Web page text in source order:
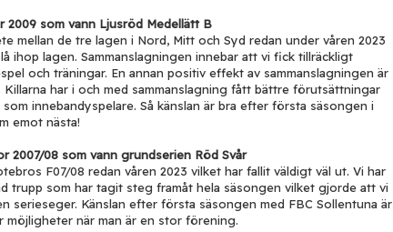
2009 som vann Ljusröd Medellätt B
mellan de tre lagen i Nord, Mitt och Syd redan under våren 2023
ihop lagen. Sammanslagningen innebar att vi fick tillräckligt
och träningar. En annan positiv effekt av sammanslagningen är
har i och med sammanslagning fått bättre förutsättningar
innebandyspelare. Så känslan är bra efter första säsongen i
emot nästa!
2007/08 som vann grundserien Röd Svår
F07/08 redan våren 2023 vilket har fallit väldigt väl ut. Vi har
trupp som har tagit steg framåt hela säsongen vilket gjorde att vi
serieseger. Känslan efter första säsongen med FBC Sollentuna är
möjligheter när man är en stor förening.